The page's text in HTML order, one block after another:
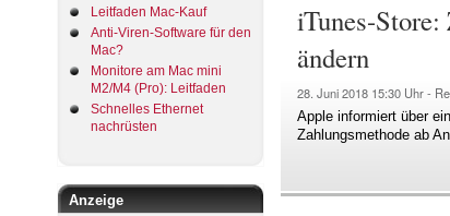
Leitfaden Mac-Kauf
Anti-Viren-Software für den
Mac?
Monitore am Mac mini
M2/M4 (Pro): Leitfaden
Schnelles Ethernet
nachrüsten
Anzeige
iTunes-
ändern
28. Juni 2018 15:30 Uhr -
Apple informiert über
Zahlungsmethode ab